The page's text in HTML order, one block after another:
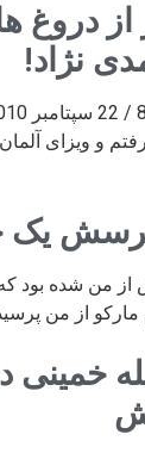
از دروغ
نژاد!
رم رفتم و ویزای
یک
من شده بود که
از من
خمینی